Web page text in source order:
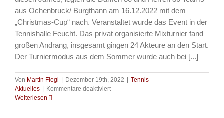
aus Ochenbruck/ Burgthann am 16.12.2022 mit dem
„Christmas-Cup“ nach. Veranstaltet wurde das Event in der
Tennishalle Feucht. Das privat organisierte Mixturnier fand
großen Andrang, insgesamt gingen 24 Akteure an den Start.
Der Turniermodus aus dem Sommer wurde auch bei [...]
Von Martin Fiegl Dezember 19th, 2022
Tennis -
Aktuelles
Kommentare deaktiviertfür
–
Weiterlesen